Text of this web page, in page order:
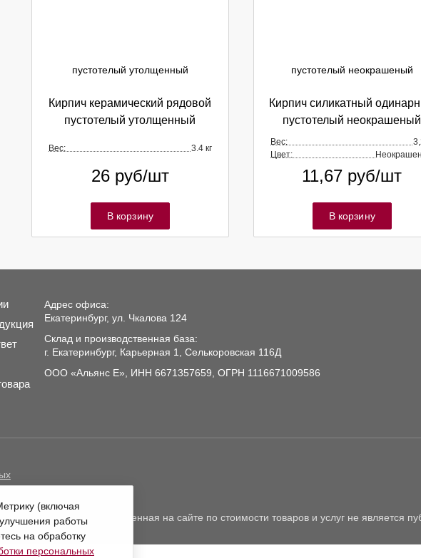
Кирпич керамический рядовой
пустотелый утолщенный
Вес: 3.4 кг
26 руб/шт
В корзину
Кирпич силикатный
пустотелый неокрашеный
Вес:
Цвет:
11,67 руб/шт
В корзину
Адрес офиса:
Екатеринбург, ул. Чкалова 124
Склад и производственная база:
г. Екатеринбург, Карьерная 1, Селькоровская 116Д
ООО «Альянс Е», ИНН 6671357659, ОГРН 1116671009586
Информация, предоставленная на сайте по стоимости товаров и услуг не является
(включая
работы
на обработку
персональных
ответ Доставка